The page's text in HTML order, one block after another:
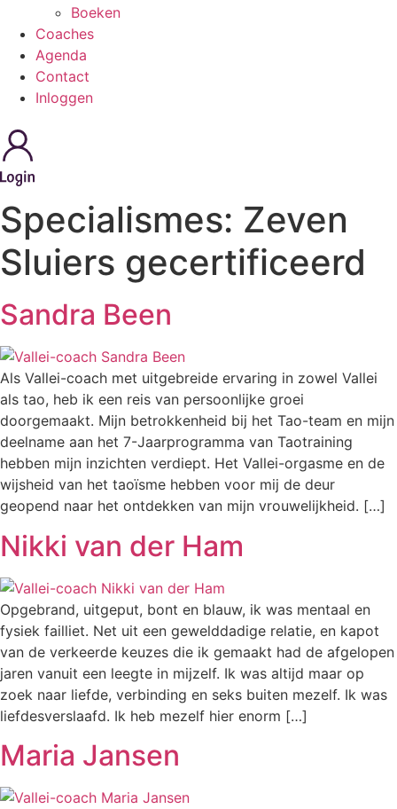
Boeken
Coaches
Agenda
Contact
Inloggen
Specialismes: Zeven
Sluiers gecertificeerd
Sandra Been
Als Vallei-coach met uitgebreide ervaring in zowel Vallei
als tao, heb ik een reis van persoonlijke groei
doorgemaakt. Mijn betrokkenheid bij het Tao-team en mijn
deelname aan het 7-Jaarprogramma van Taotraining
hebben mijn inzichten verdiept. Het Vallei-orgasme en de
wijsheid van het taoïsme hebben voor mij de deur
geopend naar het ontdekken van mijn vrouwelijkheid. […]
Nikki van der Ham
Opgebrand, uitgeput, bont en blauw, ik was mentaal en
fysiek failliet. Net uit een gewelddadige relatie, en kapot
van de verkeerde keuzes die ik gemaakt had de afgelopen
jaren vanuit een leegte in mijzelf. Ik was altijd maar op
zoek naar liefde, verbinding en seks buiten mezelf. Ik was
liefdesverslaafd. Ik heb mezelf hier enorm […]
Maria Jansen